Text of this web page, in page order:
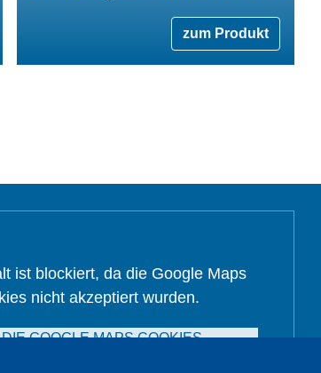
zum Produkt
ist blockiert, da die Google Maps
nicht akzeptiert wurden.
GOOGLE MAPS COOKIES